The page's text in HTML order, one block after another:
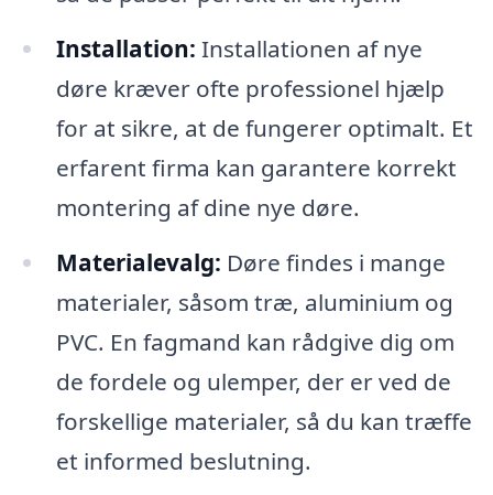
Installation: Installationen af nye
døre kræver ofte professionel hjælp
for at sikre, at de fungerer optimalt. Et
erfarent firma kan garantere korrekt
montering af dine nye døre.
Materialevalg: Døre findes i mange
materialer, såsom træ, aluminium og
PVC. En fagmand kan rådgive dig om
de fordele og ulemper, der er ved de
forskellige materialer, så du kan træffe
et informed beslutning.